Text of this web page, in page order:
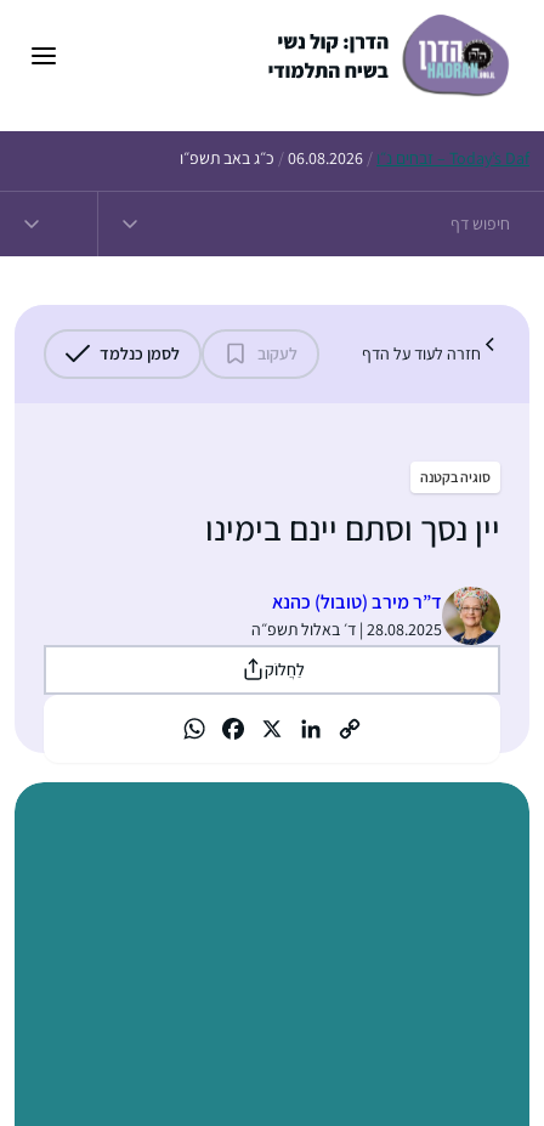
Today’s Daf – זבחים נ״ו /
06.08.2026
/ כ״ג באב תשפ״ו
חזרה לעוד על הדף לעקוב לסמן כנלמד
סוגיה בקטנה
יין נסך וסתם יינם בימינו
ד”ר מירב (טובול) כהנא
28.08.2025 | ד׳ באלול תשפ״ה
לַחֲלוֹק